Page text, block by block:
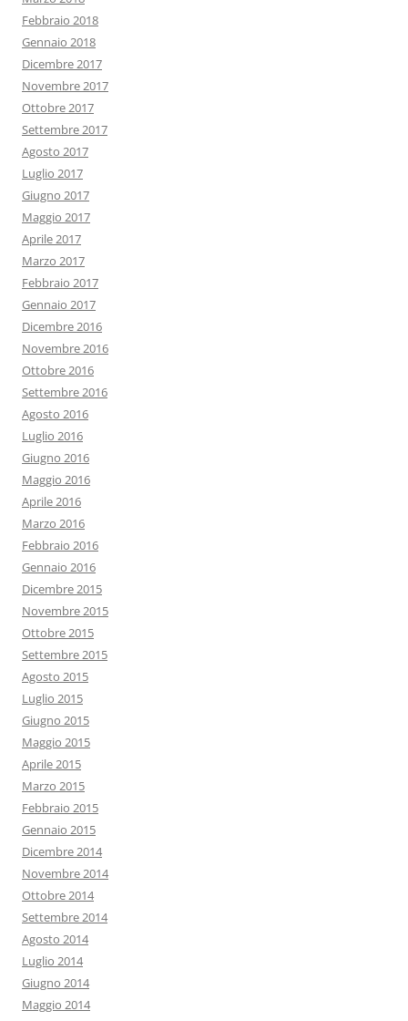
Febbraio 2018
Gennaio 2018
Dicembre 2017
Novembre 2017
Ottobre 2017
Settembre 2017
Agosto 2017
Luglio 2017
Giugno 2017
Maggio 2017
Aprile 2017
Marzo 2017
Febbraio 2017
Gennaio 2017
Dicembre 2016
Novembre 2016
Ottobre 2016
Settembre 2016
Agosto 2016
Luglio 2016
Giugno 2016
Maggio 2016
Aprile 2016
Marzo 2016
Febbraio 2016
Gennaio 2016
Dicembre 2015
Novembre 2015
Ottobre 2015
Settembre 2015
Agosto 2015
Luglio 2015
Giugno 2015
Maggio 2015
Aprile 2015
Marzo 2015
Febbraio 2015
Gennaio 2015
Dicembre 2014
Novembre 2014
Ottobre 2014
Settembre 2014
Agosto 2014
Luglio 2014
Giugno 2014
Maggio 2014